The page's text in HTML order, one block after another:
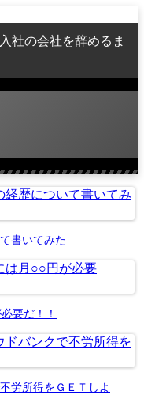
社の会社を辞めるま
書いてみた
要だ！！
労所得をＧＥＴしよ